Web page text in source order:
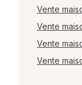
Vente
Vente
Vente
Vente